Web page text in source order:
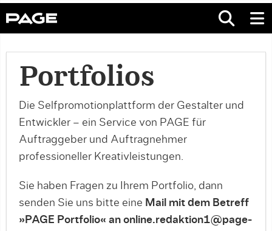
Portfolios
Die Selfpromotionplattform der Gestalter und
Entwickler – ein Service von PAGE für
Auftraggeber und Auftragnehmer
professioneller Kreativleistungen.
Sie haben Fragen zu Ihrem Portfolio, dann
senden Sie uns bitte eine Mail mit dem Betreff
»PAGE Portfolio« an online.redaktion1@page-